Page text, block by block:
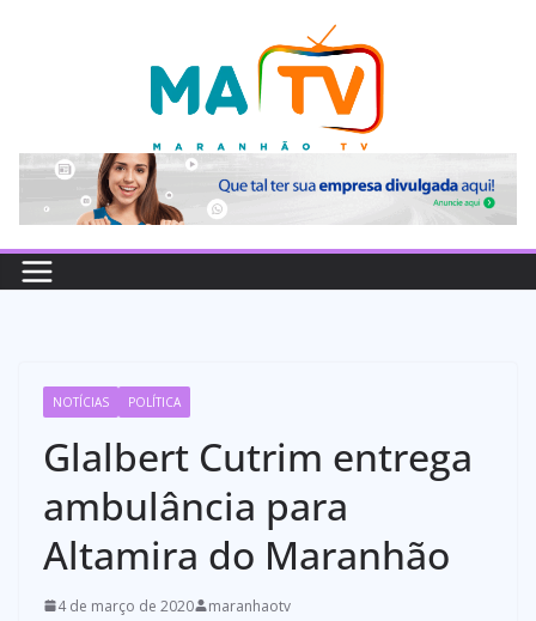
NOTÍCIAS POLÍTICA
Glalbert Cutrim entrega
ambulância para
Altamira do Maranhão
4 de março de 2020 maranhaotv